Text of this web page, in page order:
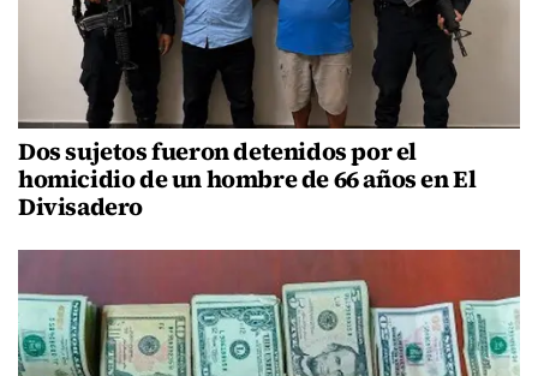
Dos sujetos fueron detenidos por el
homicidio de un hombre de 66 años en El
Divisadero